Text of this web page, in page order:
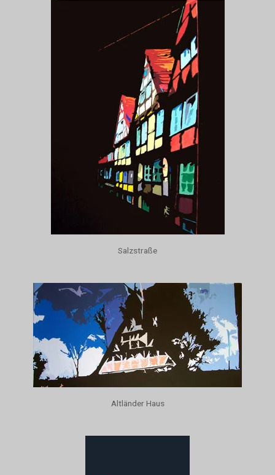
Salzstraße
Altländer Haus